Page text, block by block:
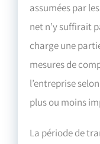
assumées par
net n’y suffirait
charge une
mesures de
l’entreprise
plus ou moins
La période de